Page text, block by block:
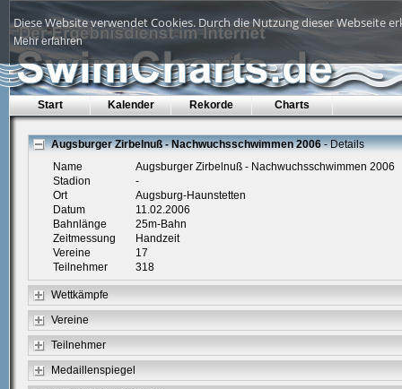
Diese Website verwendet Cookies. Durch die Nutzung dieser Webseite
Mehr erfahren
Start Kalender Rekorde Charts
Augsburger Zirbelnuß - Nachwuchsschwimmen 2006- Details
Name
Augsburger Zirbelnuß - Nachwuchsschwimmen 2006
Stadion
-
Ort
Augsburg-Haunstetten
Datum
11.02.2006
Bahnlänge
25m-Bahn
Zeitmessung
Handzeit
Vereine
17
Teilnehmer
318
Wettkämpfe
Vereine
Teilnehmer
Medaillenspiegel